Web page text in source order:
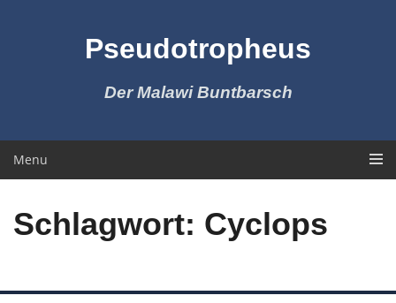
Pseudotropheus
Der Malawi Buntbarsch
Menu
Schlagwort: Cyclops